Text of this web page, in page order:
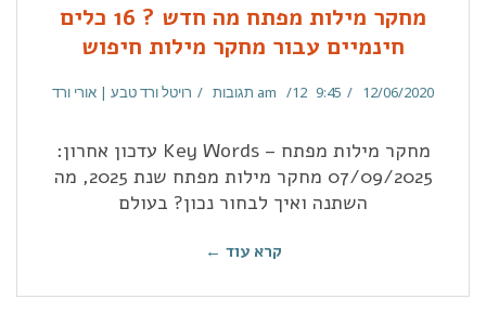
מחקר מילות מפתח מה חדש ? 16 כלים
חינמיים עבור מחקר מילות חיפוש
12/06/2020
9:45 am 12 תגובות רויטל ורד טבע | אורי ורד
מחקר מילות מפתח – Key Words עדכון אחרון:
07/09/2025 מחקר מילות מפתח שנת 2025, מה
השתנה ואיך לבחור נכון? בעולם
קרא עוד ←